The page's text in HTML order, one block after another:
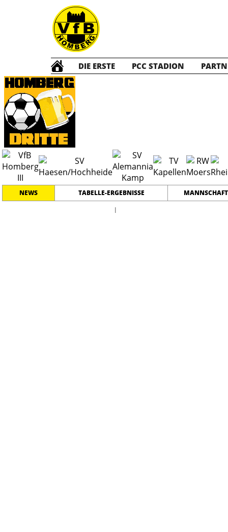
DIE ERSTE PCC STADION
NEWS TABELLE-ERGEBNISSE MANNSCHAFT
l